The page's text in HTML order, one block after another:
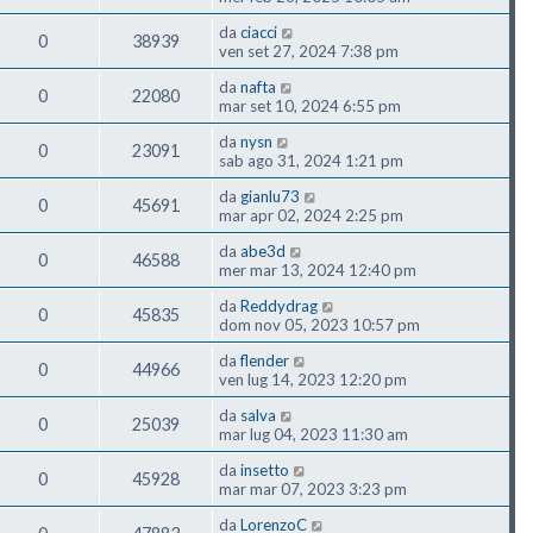
0 38939 da ciacci
ven set 27, 2024 7:38 pm
0 22080 da nafta
mar set 10, 2024 6:55 pm
0 23091 da nysn
sab ago 31, 2024 1:21 pm
0 45691 da gianlu73
mar apr 02, 2024 2:25 pm
0 46588 da abe3d
mer mar 13, 2024 12:40 pm
0 45835 da Reddydrag
dom nov 05, 2023 10:57 pm
0 44966 daflender
ven lug 14, 2023 12:20 pm
0 25039 da salva
mar lug 04, 2023 11:30 am
0 45928 da insetto
mar mar 07, 2023 3:23 pm
da LorenzoC